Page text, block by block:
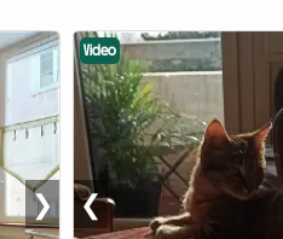
❯
Video
❮